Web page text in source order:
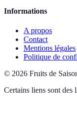
Informations
A propos
Contact
Mentions légales
Politique de
© 2026 Fruits de
Certains liens sont des